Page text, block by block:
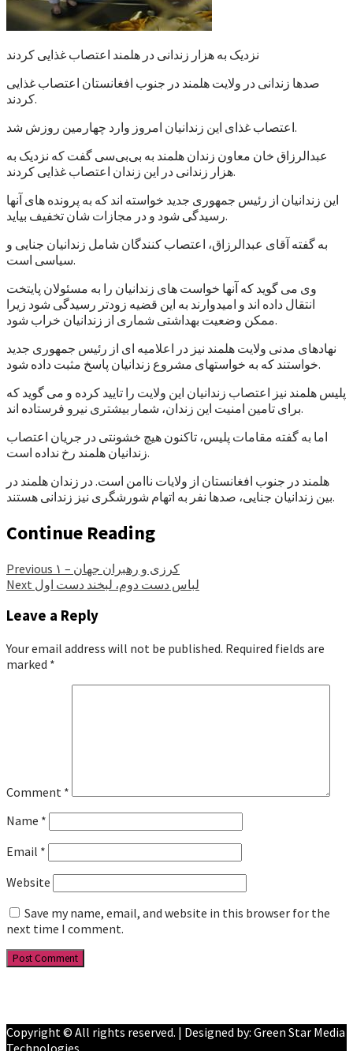
نزدیک به هزار زندانی در هلمند اعتصاب غذایی کردند
صدها زندانی در ولایت هلمند در جنوب افغانستان اعتصاب غذایی
کردند.
اعتصاب غذای این زندانیان امروز وارد چهارمین روزش شد.
عبدالرزاق خان معاون زندان هلمند به بی‌بی‌سی گفت که نزدیک به
هزار زندانی در این زندان اعتصاب غذایی کردند.
این زندانیان از رئیس جمهوری جدید خواسته اند که به پرونده های آنها
رسیدگی شود و در مجازات شان تخفیف بیاید.
به گفته آقای عبدالرزاق، اعتصاب کنندگان شامل زندانیان جنایی و
سیاسی است.
وی می گوید که آنها خواست های زندانیان را به مسئولان پایتخت
انتقال داده اند و امیدوارند به این قضیه زودتر رسیدگی شود زیرا
ممکن وضعیت بهداشتی شماری از زندانیان خراب شود.
نهادهای مدنی ولایت هلمند نیز در اعلامیه ای از رئیس جمهوری جدید
خواستند که به خواستهای مشروع زندانیان پاسخ مثبت داده شود.
پلیس هلمند نیز اعتصاب زندانیان این ولایت را تایید کرده و می گوید که
برای تامین امنیت این زندان، شمار بیشتری نیرو فرستاده اند.
اما به گفته مقامات پلیس، تاکنون هیچ خشونتی در جریان اعتصاب
زندانیان هلمند رخ نداده است.
هلمند در جنوب افغانستان از ولایات ناامن است. در زندان هلمند در
بین زندانیان جنایی، صدها نفر به اتهام شورشگری نیز زندانی هستند.
Continue Reading
Previous
کرزی و رهبران جهان – ۱
Next لباس دست دوم، لبخند دست اول
Leave a Reply
Your email address will not be published. Required fields are
marked *
Comment *
Name *
Email *
Website
Save my name, email, and website in this browser for the
next time I comment.
Copyright © All rights reserved. | Designed by: Green Star Media